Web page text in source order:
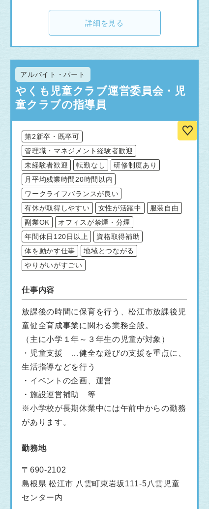
詳細を見る
アルバイト・パート
やくも児童クラブ運営委員会・児
童クラブの指導員
第2新卒・既卒可
管理職・マネジメント経験者歓迎
未経験者歓迎
転勤なし
研修制度あり
月平均残業時間20時間以内
ワークライフバランスが良い
有休が取得しやすい
女性が活躍中
服装自由
副業OK
オフィスが禁煙・分煙
年間休日120日以上
資格取得補助
体を動かす仕事
地域とつながる
やりがいがすごい
仕事内容
放課後の時間に保育を行う、松江市放課後児
童健全育成事業に関わる業務全般。
（主に小学１年～３年生の児童が対象）
・児童支援 …健全な遊びの支援を重点に、
生活指導などを行う
・イベントの企画、運営
・施設運営補助 等
※小学校が長期休業中には午前中からの勤務
があります。
勤務地
〒690-2102
島根県 松江市 八雲町東岩坂111-5八雲児童
センター内